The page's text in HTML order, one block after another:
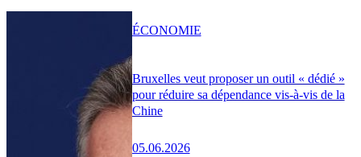
Bruxelles veut proposer un outil « dédié »
pour réduire sa dépendance vis-à-vis de la
Chine
05.06.2026
ÉCONOMIE